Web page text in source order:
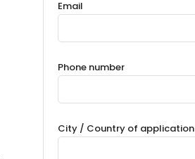
Email
Phone number
City / Country of application